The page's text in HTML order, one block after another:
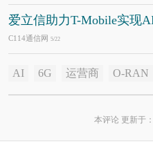
爱立信助力T-Mobile实现
C114通信网 5/22
AI 6G 运营商 O-RAN
本评论 更新于